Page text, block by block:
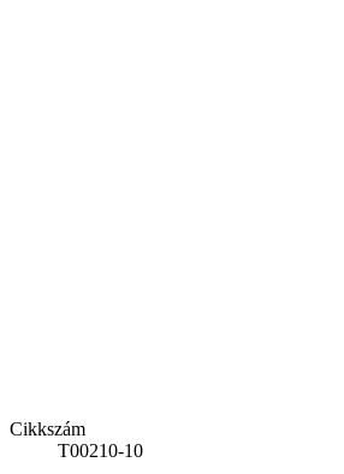
Cikkszám
T00210-10